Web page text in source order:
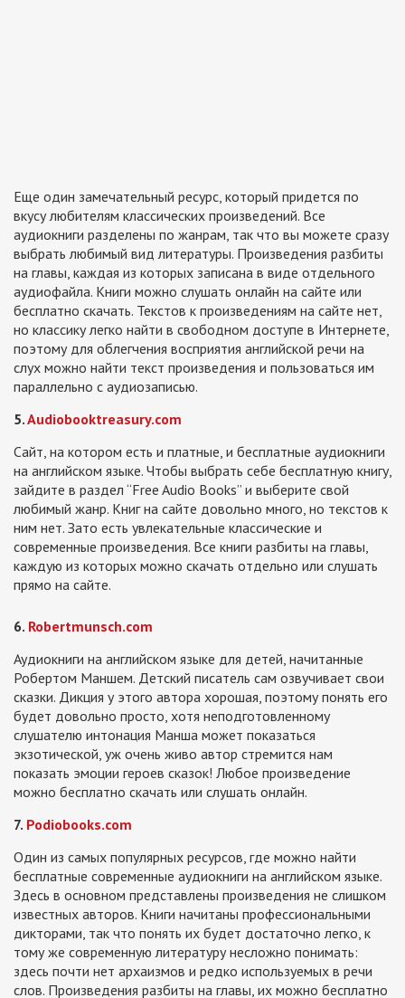
Еще один замечательный ресурс, который придется по
вкусу любителям классических произведений. Все
аудиокниги разделены по жанрам, так что вы можете сразу
выбрать любимый вид литературы. Произведения разбиты
на главы, каждая из которых записана в виде отдельного
аудиофайла. Книги можно слушать онлайн на сайте или
бесплатно скачать. Текстов к произведениям на сайте нет,
но классику легко найти в свободном доступе в Интернете,
поэтому для облегчения восприятия английской речи на
слух можно найти текст произведения и пользоваться им
параллельно с аудиозаписью.
5.Audiobooktreasury.com
Сайт, на котором есть и платные, и бесплатные аудиокниги
на английском языке. Чтобы выбрать себе бесплатную книгу,
зайдите в раздел “Free Audio Books” и выберите свой
любимый жанр. Книг на сайте довольно много, но текстов к
ним нет. Зато есть увлекательные классические и
современные произведения. Все книги разбиты на главы,
каждую из которых можно скачать отдельно или слушать
прямо на сайте.
6. Robertmunsch.com
Аудиокниги на английском языке для детей, начитанные
Робертом Маншем. Детский писатель сам озвучивает свои
сказки. Дикция у этого автора хорошая, поэтому понять его
будет довольно просто, хотя неподготовленному
слушателю интонация Манша может показаться
экзотической, уж очень живо автор стремится нам
показать эмоции героев сказок! Любое произведение
можно бесплатно скачать или слушать онлайн.
7. Podiobooks.com
Один из самых популярных ресурсов, где можно найти
бесплатные современные аудиокниги на английском языке.
Здесь в основном представлены произведения не слишком
известных авторов. Книги начитаны профессиональными
дикторами, так что понять их будет достаточно легко, к
тому же современную литературу несложно понимать:
здесь почти нет архаизмов и редко используемых в речи
слов. Произведения разбиты на главы, их можно бесплатно